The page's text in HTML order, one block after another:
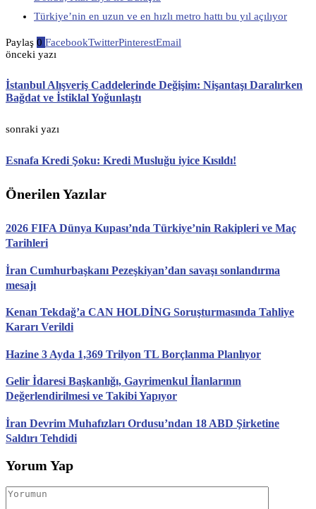
Türkiye’nin en uzun ve en hızlı metro hattı bu yıl açılıyor
Paylaş 0 FacebookTwitterPinterestEmail
önceki yazı
İstanbul Alışveriş Caddelerinde Değişim: Nişantaşı Daralırken
Bağdat ve İstiklal Yoğunlaştı
sonraki yazı
Esnafa Kredi Şoku: Kredi Musluğu iyice Kısıldı!
Önerilen Yazılar
2026 FIFA Dünya Kupası’nda Türkiye’nin Rakipleri ve Maç
Tarihleri
İran Cumhurbaşkanı Pezeşkiyan’dan savaşı sonlandırma
mesajı
Kenan Tekdağ’a CAN HOLDİNG Soruşturmasında Tahliye
Kararı Verildi
Hazine 3 Ayda 1,369 Trilyon TL Borçlanma Planlıyor
Gelir İdaresi Başkanlığı, Gayrimenkul İlanlarının
Değerlendirilmesi ve Takibi Yapıyor
İran Devrim Muhafızları Ordusu’ndan 18 ABD Şirketine
Saldırı Tehdidi
Yorum Yap